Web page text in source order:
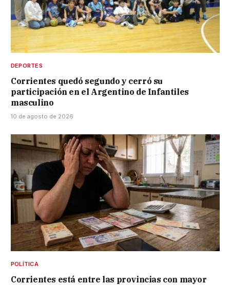
DEPORTES
Corrientes quedó segundo y cerró su
participación en el Argentino de Infantiles
masculino
10 de agosto de 2026
POLÍTICA
Corrientes está entre las provincias con mayor